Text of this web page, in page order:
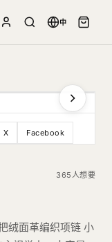
中
X Facebook
365人想要
绒面革编织项链 小